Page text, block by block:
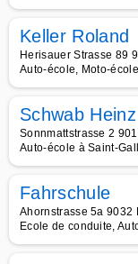
Keller Roland
Herisauer Strasse 89
Auto-école, Moto-école
Schwab Heinz
Sonnmattstrasse 2
Auto-école à Saint-Gall
Fahrschule
Ahornstrasse 5a 9032
Ecole de conduite,